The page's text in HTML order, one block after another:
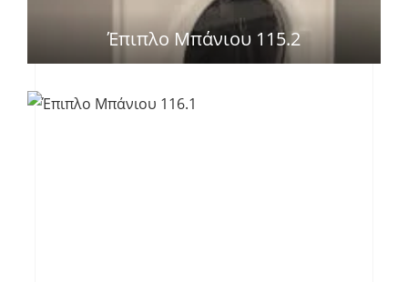
Έπιπλο Μπάνιου 115.2